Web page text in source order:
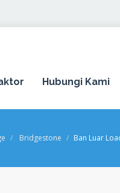
Hubungi Kami
Bridgestone Ban Luar